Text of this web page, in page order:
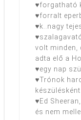
♥forgatható
♥forralt
♥k..nagy
volt minden,
adta elő a
♥egy nap
♥Trónok
készülésként
♥Ed
és nem